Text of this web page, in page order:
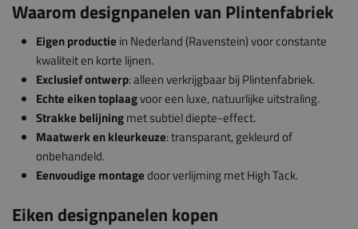
Waarom designpanelen van Plintenfabriek
Eigen productie in Nederland (Ravenstein) voor constante
kwaliteit en korte lijnen.
Exclusief ontwerp: alleen verkrijgbaar bij Plintenfabriek.
Echte eiken toplaagvoor een luxe, natuurlijke uitstraling.
Strakke belijningmet subtiel diepte-effect.
Maatwerk en kleurkeuze: transparant, gekleurd of
onbehandeld.
Eenvoudige montagedoor verlijming met High Tack.
Eiken designpanelen kopen